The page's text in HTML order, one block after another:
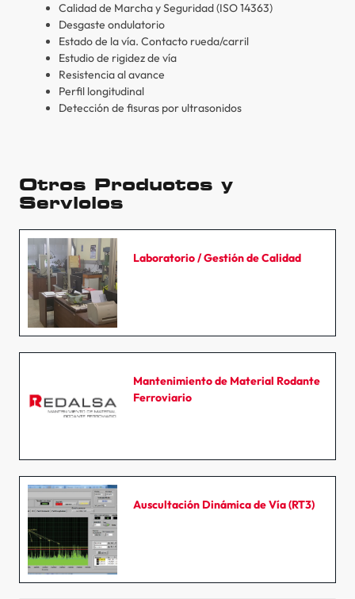
Calidad de Marcha y Seguridad (ISO 14363)
Desgaste ondulatorio
Estado de la vía. Contacto rueda/carril
Estudio de rigidez de vía
Resistencia al avance
Perfil longitudinal
Detección de fisuras por ultrasonidos
Otros Productos y
Servicios
Laboratorio / Gestión de Calidad
Mantenimiento de Material Rodante
Ferroviario
Auscultación Dinámica de Vía (RT3)